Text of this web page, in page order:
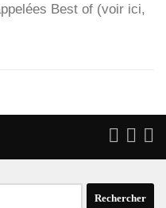
Best of (voir ici,